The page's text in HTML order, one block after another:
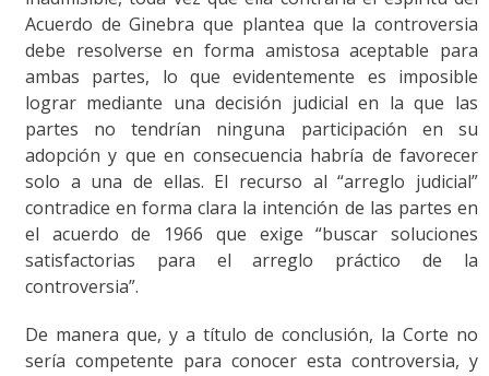
Acuerdo de Ginebra que plantea que la controversia
debe resolverse en forma amistosa aceptable para
ambas partes, lo que evidentemente es imposible
lograr mediante una decisión judicial en la que las
partes no tendrían ninguna participación en su
adopción y que en consecuencia habría de favorecer
solo a una de ellas. El recurso al “arreglo judicial”
contradice en forma clara la intención de las partes en
el acuerdo de 1966 que exige “buscar soluciones
satisfactorias para el arreglo práctico de la
controversia”.
De manera que, y a título de conclusión, la Corte no
sería competente para conocer esta controversia, y